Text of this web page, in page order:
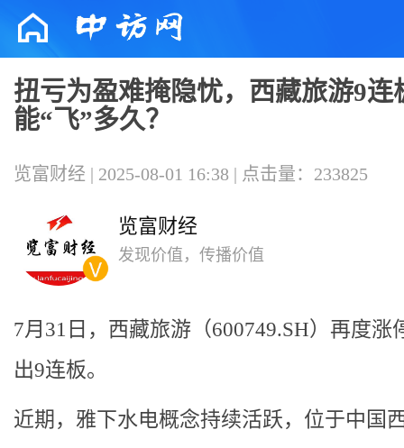
扭亏为盈难掩隐忧，西藏旅游9连
能“飞”多久？
览富财经 | 2025-08-01 16:38 | 点击量：233825
览富财经
发现价值，传播价值
7月31日，西藏旅游（600749.SH）再度涨
出9连板。
近期，雅下水电概念持续活跃，位于中国